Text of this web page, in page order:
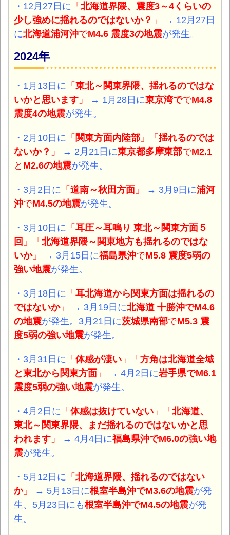
・12月27日に 「 北海道界隈、震度3～4くらいの
少し強めに揺れるのではないか？ 」
→ 12月27日
に北海道浦河沖でM4.6 震度3の地震が発生。
2024年
・1月13日に 「 東北～関東界隈、揺れるのではな
いかと思います 」 → 1月28日に東京湾ででM4.8
震度4の地震が発生。
・2月10日に 「 関東方面内陸部 」「 揺れるのでは
ないか？ 」 → 2月21日に東京都多摩東部でM2.1
と M2.6の地震が発生。
・3月2日に 「 道南～秋田方面 」 → 3月9日に浦河
沖でM4.5の地震が発生。
・3月10日に 「 耳圧～耳鳴り 東北～関東方面５
回 」「 北海道界隈～関東地方も揺れるのではな
いか」 → 3月15日に福島県沖でM5.8 震度5弱の
強い地震が発生。
・3月18日に 「 耳北海道から関東方面は揺れるの
ではないか」 → 3月19日に北海道 十勝沖でM4.6
の地震が発生。3月21日に茨城県南部でM5.3 震
度5弱の強い地震が発生。
・3月31日に 「 体感が凄い 」「 方角は北海道全域
と東北から関東方面 」 → 4月2日に岩手県でM6.1
震度5弱の強い地震が発生。
・4月2日に 「 体感は抜けていない 」「 北海道、
東北～関東界隈、まだ揺れるのではないかと思
われます 」 → 4月4日に福島県沖でM6.0の強い地
震が発生。
・5月12日に 「 北海道界隈、揺れるのではない
か」 → 5月13日に根室半島沖でM3.6の地震が発
生、5月23日にも根室半島沖でM4.5の地震が発
生。